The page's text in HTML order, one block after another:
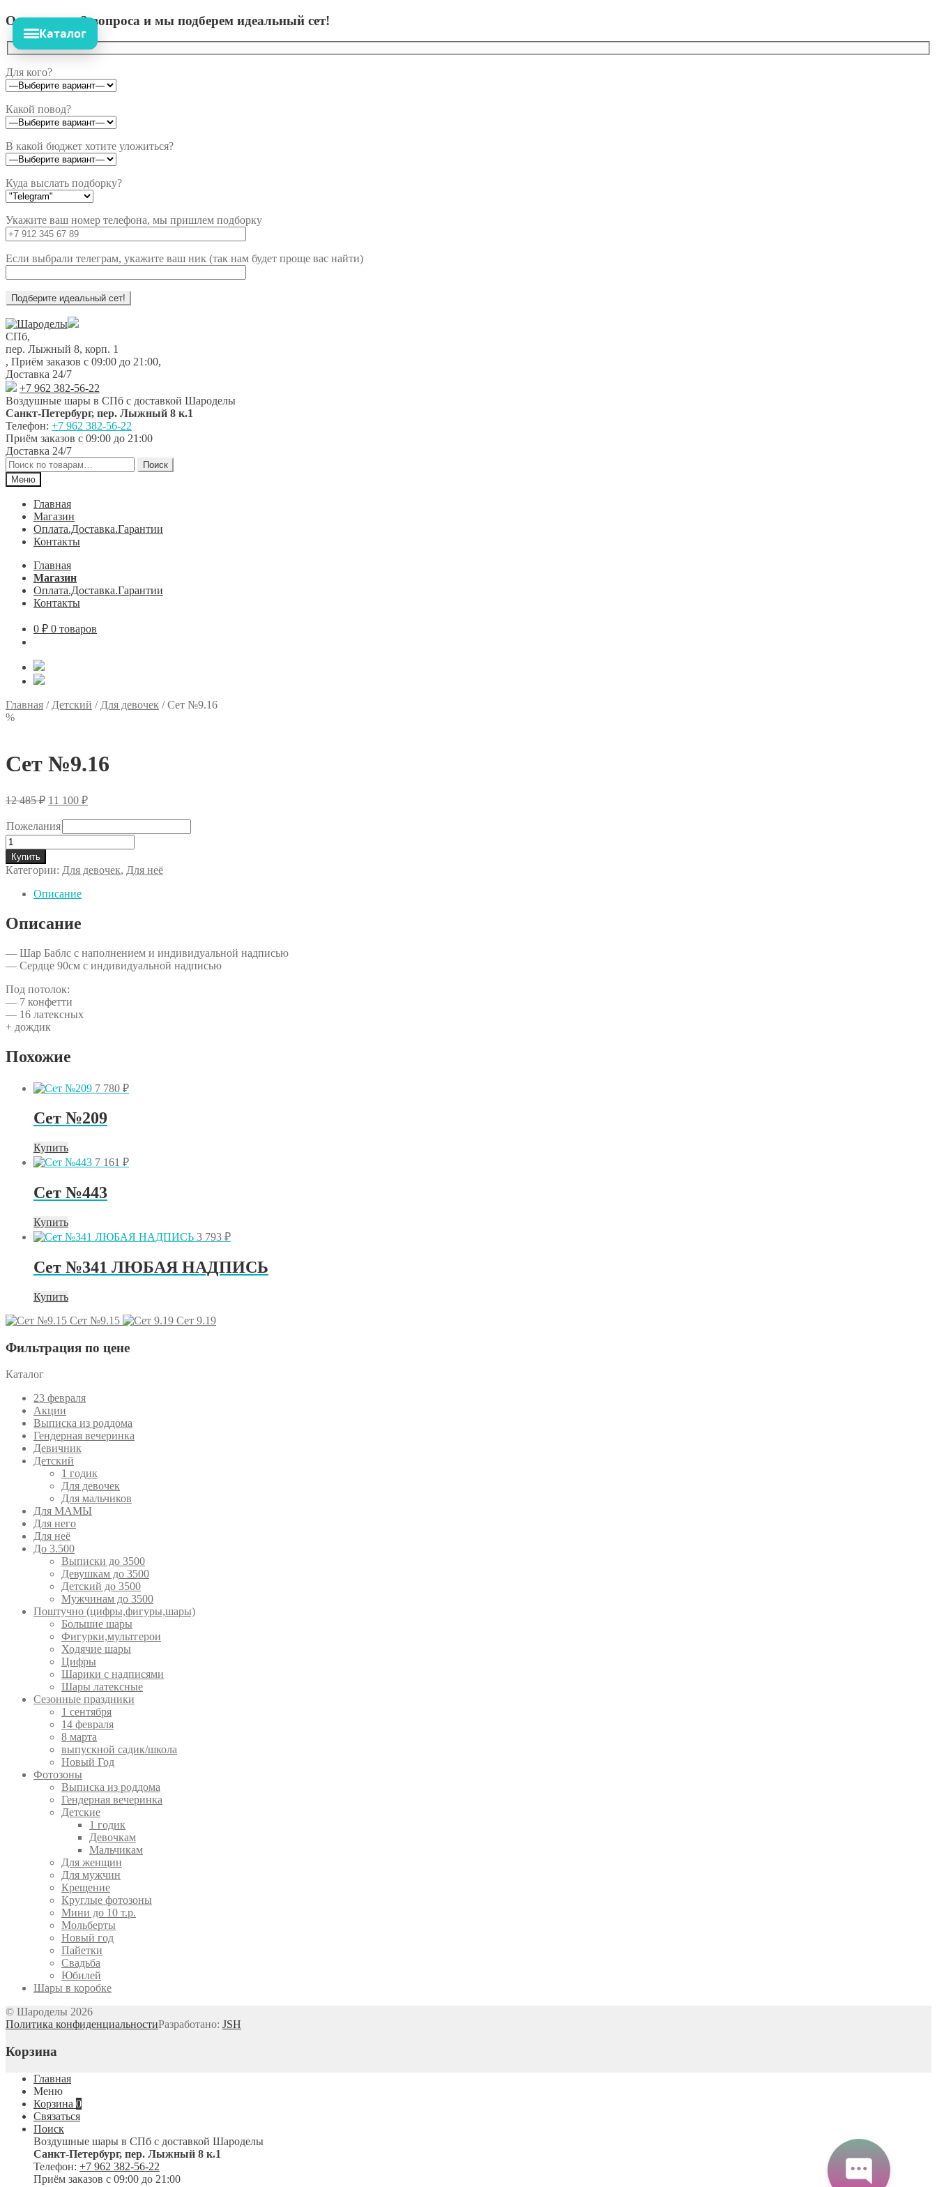
Ответьте на 3 вопроса и мы подберем идеальный сет!
Для кого?
Какой повод?
В какой бюджет хотите уложиться?
Куда выслать подборку?
Укажите ваш номер телефона, мы пришлем подборку
Если выбрали телеграм, укажите ваш ник (так нам будет проще вас найти)
Перейти
к
навигации
Перейти
к
содержимому
СПб,
пер. Лыжный 8, корп. 1
, Приём заказов с 09:00 до 21:00,
Доставка 24/7
+7 962 382-56-22
Воздушные шары в СПб с доставкой Шароделы
Санкт-Петербург, пер. Лыжный 8 к.1
Телефон: +7 962 382-56-22
Приём заказов с 09:00 до 21:00
Доставка 24/7
Искать:
Поиск
Меню
Главная
Магазин
Оплата.Доставка.Гарантии
Контакты
Главная
Магазин
Оплата.Доставка.Гарантии
Контакты
0 ₽ 0 товаров
Каталог
Главная / Детский / Для девочек /Сет №9.16
%
Сет №9.16
12 485₽ Первоначальная
составляла
12
485 ₽.
11 100 ₽Текущая
11
100 ₽.
Пожелания
Количество
товара
Сет
№9.16
Купить
Категории: Для девочек, Для неё
Описание
Описание
— Шар Баблс с наполнением и индивидуальной надписью
— Сердце 90см с индивидуальной надписью
Под потолок:
— 7 конфетти
— 16 латексных
+ дождик
Похожие
7 780 ₽
Сет №209
Купить
7 161 ₽
Сет №443
Купить
3 793 ₽
Сет №341 ЛЮБАЯ НАДПИСЬ
Купить
Сет №9.15
Сет 9.19
Фильтрация по цене
Каталог
23 февраля
Акции
Выписка из роддома
Гендерная вечеринка
Девичник
Детский
1 годик
Для девочек
Для мальчиков
Для МАМЫ
Для него
Для неё
До 3.500
Выписки до 3500
Девушкам до 3500
Детский до 3500
Мужчинам до 3500
Поштучно (цифры,фигуры,шары)
Большие шары
Фигурки,мультгерои
Ходячие шары
Цифры
Шарики с надписями
Шары латексные
Сезонные праздники
1 сентября
14 февраля
8 марта
выпускной садик/школа
Новый Год
Фотозоны
Выписка из роддома
Гендерная вечеринка
Детские
1 годик
Девочкам
Мальчикам
Для женщин
Для мужчин
Крещение
Круглые фотозоны
Мини до 10 т.р.
Мольберты
Новый год
Пайетки
Свадьба
Юбилей
Шары в коробке
© Шароделы 2026
Политика конфиденциальностиРазработано: JSH
Корзина
Главная
Меню
Корзина 0
Связаться
Поиск
Воздушные шары в СПб с доставкой Шароделы
Санкт-Петербург, пер. Лыжный 8 к.1
Телефон: +7 962 382-56-22
Приём заказов с 09:00 до 21:00